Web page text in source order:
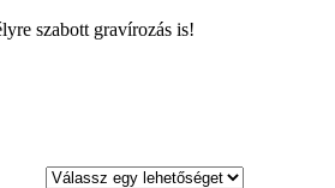
szabott gravírozás is!